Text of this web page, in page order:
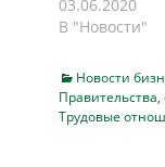
сентября 2026
сообщает
"Ношение
форменной
с личной
власти,
охрану.
03.06.2020
В "Новости"
Categories
Новости
Правительства,
Трудовые